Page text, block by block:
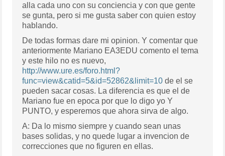
alla cada uno con su conciencia y con que gente
se gunta, pero si me gusta saber con quien estoy
hablando.
De todas formas dare mi opinion. Y comentar que
anteriormente Mariano EA3EDU comento el tema
y este hilo no es nuevo,
http://www.ure.es/foro.html?
func=view&catid=5&id=52862&limit=10 de el se
pueden sacar cosas. La diferencia es que el de
Mariano fue en epoca por que lo digo yo Y
PUNTO, y esperemos que ahora sirva de algo.
A: Da lo mismo siempre y cuando sean unas
bases solidas, y no quede lugar a invencion de
correcciones que no figuren en ellas.